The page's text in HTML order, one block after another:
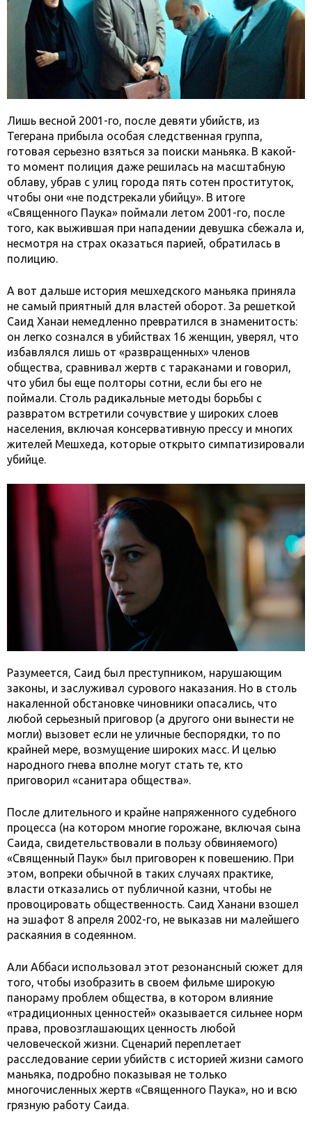
Лишь весной 2001-го, после девяти убийств, из
Тегерана прибыла особая следственная группа,
готовая серьезно взяться за поиски маньяка. В какой-
то момент полиция даже решилась на масштабную
облаву, убрав с улиц города пять сотен проституток,
чтобы они «не подстрекали убийцу». В итоге
«Священного Паука» поймали летом 2001-го, после
того, как выжившая при нападении девушка сбежала и,
несмотря на страх оказаться парией, обратилась в
полицию.
А вот дальше история мешхедского маньяка приняла
не самый приятный для властей оборот. За решеткой
Саид Ханаи немедленно превратился в знаменитость:
он легко сознался в убийствах 16 женщин, уверял, что
избавлялся лишь от «развращенных» членов
общества, сравнивал жертв с тараканами и говорил,
что убил бы еще полторы сотни, если бы его не
поймали. Столь радикальные методы борьбы с
развратом встретили сочувствие у широких слоев
населения, включая консервативную прессу и многих
жителей Мешхеда, которые открыто симпатизировали
убийце.
Разумеется, Саид был преступником, нарушающим
законы, и заслуживал сурового наказания. Но в столь
накаленной обстановке чиновники опасались, что
любой серьезный приговор (а другого они вынести не
могли) вызовет если не уличные беспорядки, то по
крайней мере, возмущение широких масс. И целью
народного гнева вполне могут стать те, кто
приговорил «санитара общества».
После длительного и крайне напряженного судебного
процесса (на котором многие горожане, включая сына
Саида, свидетельствовали в пользу обвиняемого)
«Священный Паук» был приговорен к повешению. При
этом, вопреки обычной в таких случаях практике,
власти отказались от публичной казни, чтобы не
провоцировать общественность. Саид Ханани взошел
на эшафот 8 апреля 2002-го, не выказав ни малейшего
раскаяния в содеянном.
Али Аббаси использовал этот резонансный сюжет для
того, чтобы изобразить в своем фильме широкую
панораму проблем общества, в котором влияние
«традиционных ценностей» оказывается сильнее норм
права, провозглашающих ценность любой
человеческой жизни. Сценарий переплетает
расследование серии убийств с историей жизни самого
маньяка, подробно показывая не только
многочисленных жертв «Священного Паука», но и всю
грязную работу Саида.